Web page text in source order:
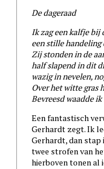
De dageraad
Ik zag een kalfje bij
een stille handeling
Zij stonden in de
half slapend in dit
wazig in nevelen,
Over het witte gras
Bevreesd waadde
Een fantastisch
Gerhardt zegt. Ik
Gerhardt, dan stap
twee strofen van
hierboven tonen